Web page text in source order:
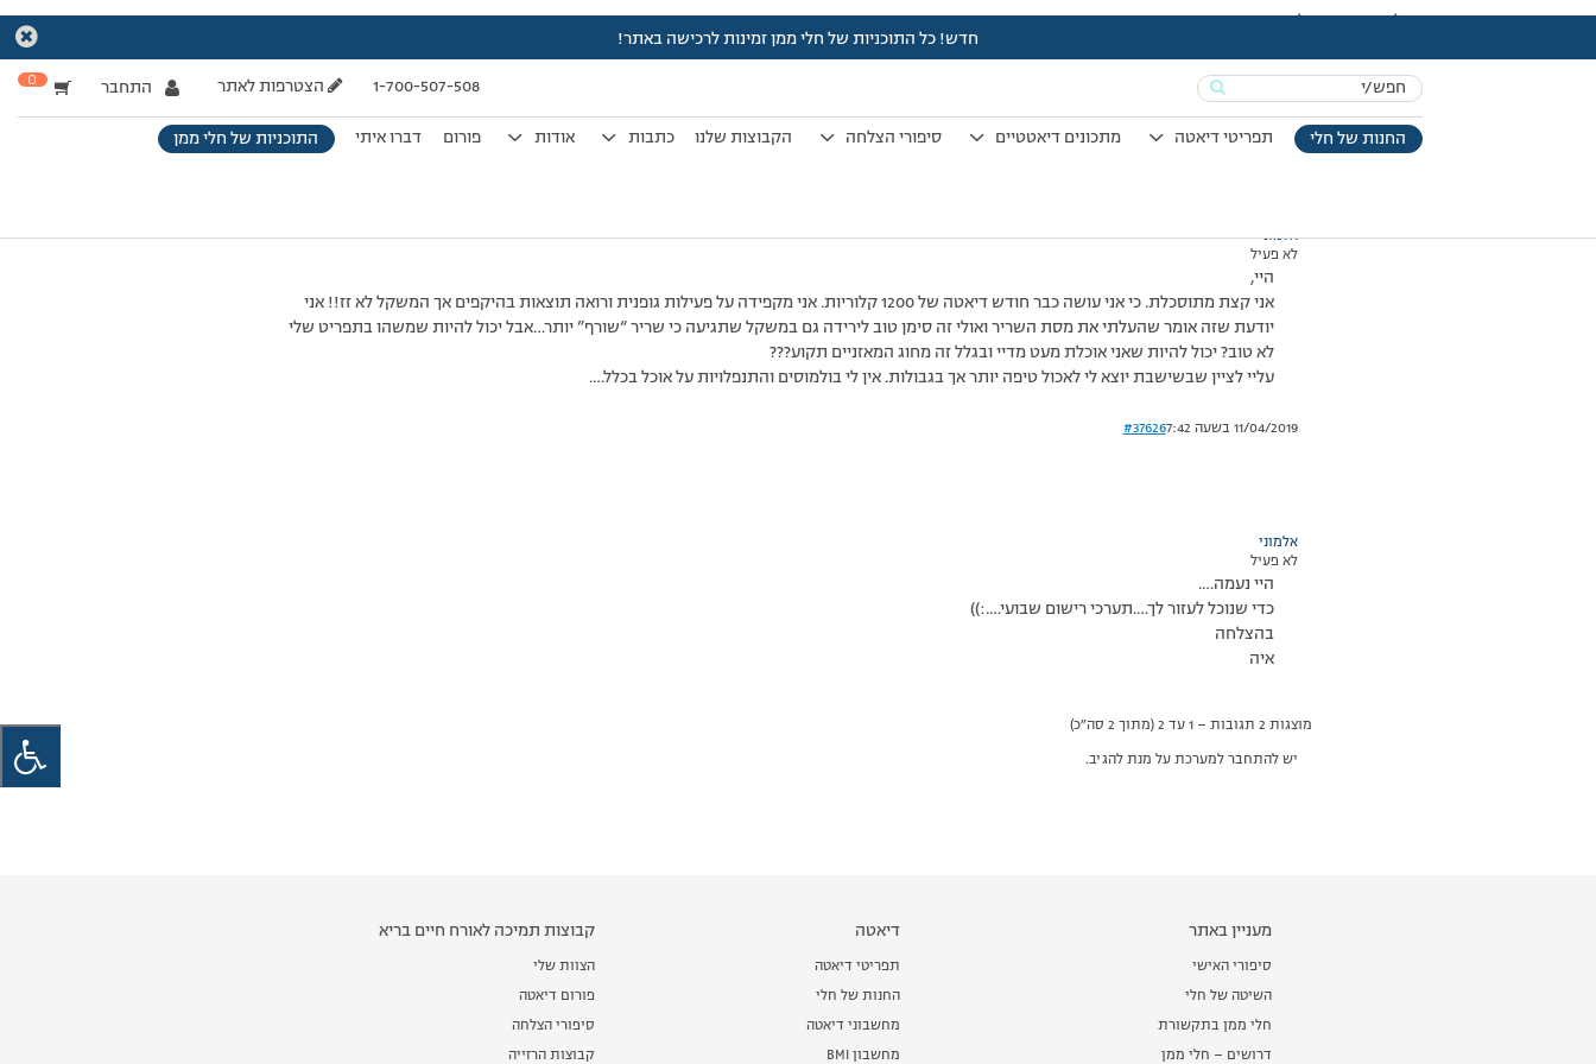
חדש! כל התוכניות של חלי ממן זמינות לרכישה באתר!
Search
for:
1-700-507-508 הצטרפות לאתר התחבר 0
החנות של חלי תפריטי דיאטה מתכונים דיאטטיים סיפורי הצלחה הקבוצות שלנו כתבות אודות פורום דברו איתי התוכניות של חלי ממן
עמוד הבית>דיונים>פורום>לא יורדת במשקל…
מוצגות 2 תגובות – 1 עד 2 (מתוך 2 סה״כ)
03/01/2008 בשעה 15:57
#37625
אלמוני
לא פעיל
היי,
אני קצת מתוסכלת. כי אני עושה כבר חודש דיאטה של 1200 קלוריות. אני מקפידה על פעילות גופנית ורואה תוצאות בהיקפים אך המשקל לא זז!! אני
יודעת שזה אומר שהעלתי את מסת השריר ואולי זה סימן טוב לירידה גם במשקל שתגיעה כי שריר “שורף” יותר…אבל יכול להיות שמשהו בתפריט שלי
לא טוב? יכול להיות שאני אוכלת מעט מדיי ובגלל זה מחוג המאזניים תקוע???
עליי לציין שבשישבת יוצא לי לאכול טיפה יותר אך בגבולות. אין לי בולמוסים והתנפלויות על אוכל בכלל….
11/04/2019 בשעה 7:42 #37626
אלמוני
לא פעיל
היי נעמה….
כדי שנוכל לעזור לך….תערכי רישום שבועי….:))
בהצלחה
איה
מוצגות 2 תגובות – 1 עד 2 (מתוך 2 סה״כ)
יש להתחבר למערכת על מנת להגיב.
מעניין באתר
סיפורי האישי
השיטה של חלי
חלי ממן בתקשורת
דרושים – חלי ממן
דיאטה
תפריטי דיאטה
החנות של חלי
מחשבוני דיאטה
מחשבון BMI
קבוצות תמיכה לאורח חיים בריא
הצוות שלי
פורום דיאטה
סיפורי הצלחה
קבוצות הרזייה